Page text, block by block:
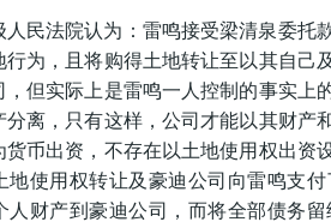
人民法院认为：雷鸣接受梁清泉委托
行为，且将购得土地转让至以其自
，但实际上是雷鸣一人控制的事实上
分离，只有这样，公司才能以其财产
货币出资，不存在以土地使用权出
地使用权转让及豪迪公司向雷鸣支
人财产到豪迪公司，而将全部债务